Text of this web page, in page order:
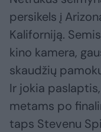
persikels į
Kaliforniją.
kino kamera,
skaudžių
Ir jokia
metams po
taps Stevenu